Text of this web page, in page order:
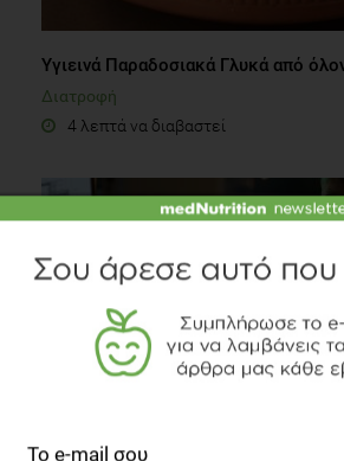
Υγιεινά Παραδοσιακά Γλυκά από
Διατροφή
4 λεπτά να διαβαστεί
Ιδέες για ελαφρύ Βραδινό Γεύμα